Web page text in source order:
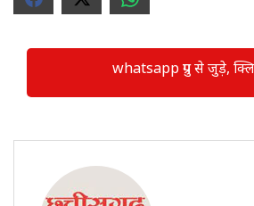
whatsapp ग्रुप से जुड़े,